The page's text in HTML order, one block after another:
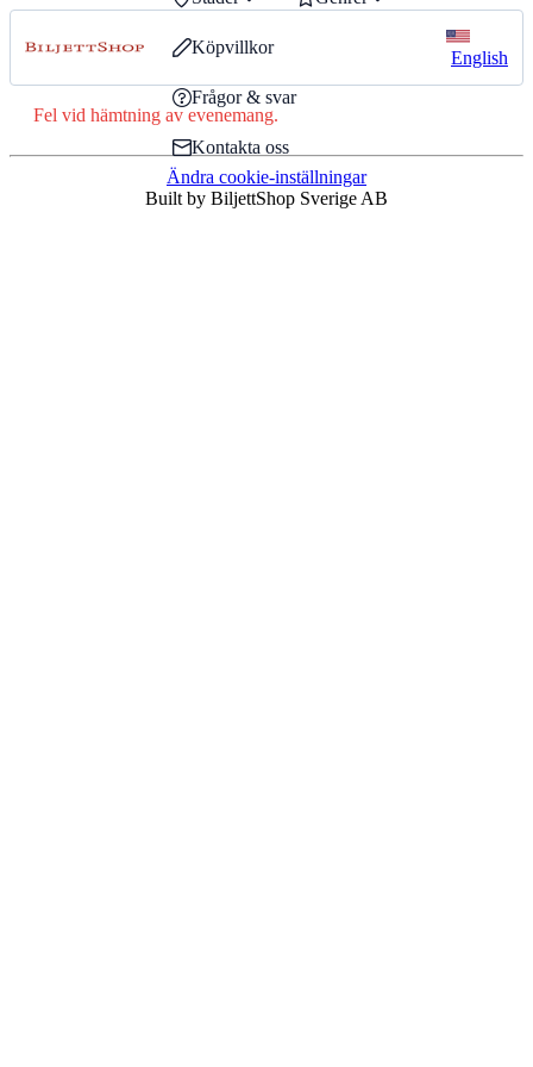
Köpvillkor
Frågor & svar
Kontakta oss
English
Fel vid hämtning av evenemang.
Ändra cookie-inställningar
Built by BiljettShop Sverige AB